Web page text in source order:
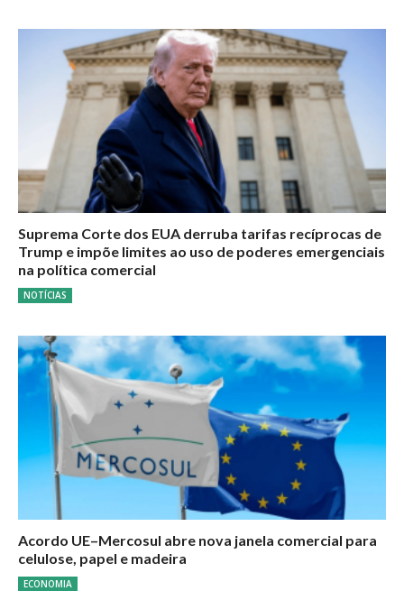
Suprema Corte dos EUA derruba tarifas recíprocas de
Trump e impõe limites ao uso de poderes emergenciais
na política comercial
NOTÍCIAS
Acordo UE–Mercosul abre nova janela comercial para
celulose, papel e madeira
ECONOMIA